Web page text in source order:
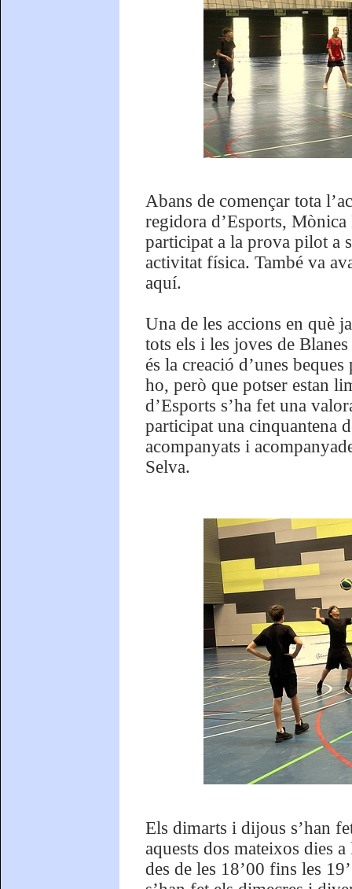
Abans de començar tota
regidora d’Esports, Mònica
participat a la prova pilot a
activitat física. També va
aquí.
Una de les accions en què
tots els i les joves de
és la creació d’unes
ho, però que potser estan
d’Esports s’ha fet una
participat una cinquantena
acompanyats i
Selva.
Els dimarts i dijous s’han
aquests dos mateixos dies
des de les 18’00 fins les